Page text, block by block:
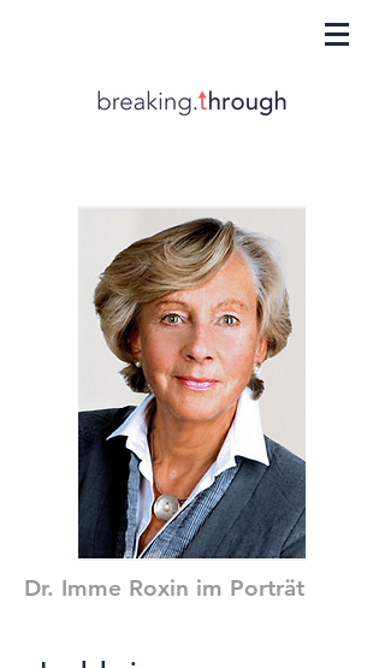
Dr. Imme Roxin im Porträt